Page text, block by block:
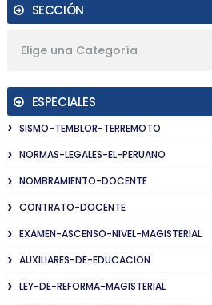
SECCIÓN
Elige una Categoría
ESPECIALES
SISMO-TEMBLOR-TERREMOTO
NORMAS-LEGALES-EL-PERUANO
NOMBRAMIENTO-DOCENTE
CONTRATO-DOCENTE
EXAMEN-ASCENSO-NIVEL-MAGISTERIAL
AUXILIARES-DE-EDUCACION
LEY-DE-REFORMA-MAGISTERIAL